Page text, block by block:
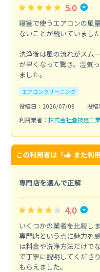
5.0
寝室で使うエアコンの風
ないことが続いていました
洗浄後は風の流れがスム
が早くなって驚き。湿気
ました。
エアコンクリーニング
投稿日：2026/07/09
投稿
利用業者： 株式会社蒼技建工
この利用者は「 また利
専門店を選んで正解
4.0
いくつかの業者を比較し
専門店という点に魅力を
は料金や洗浄方法だけで
で丁寧に説明してくださ
もらえました。